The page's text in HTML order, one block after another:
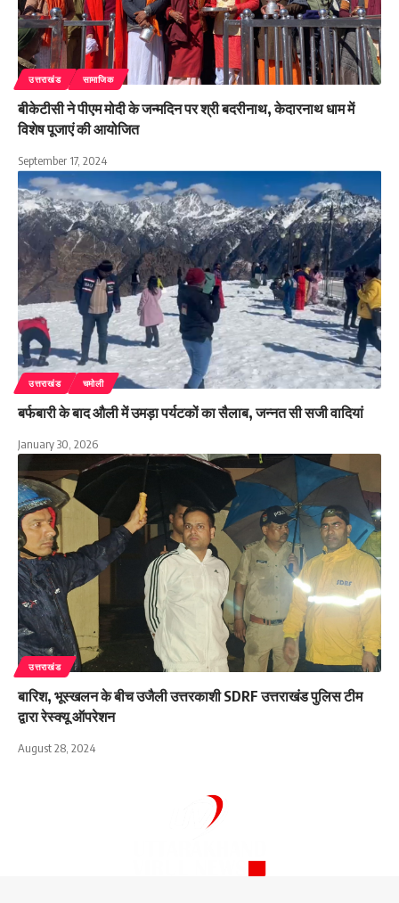
उत्तराखंड सामाजिक
बीकेटीसी ने पीएम मोदी के जन्मदिन पर श्री बदरीनाथ, केदारनाथ धाम में
विशेष पूजाएं की आयोजित
September 17, 2024
उत्तराखंड चमोली
बर्फबारी के बाद औली में उमड़ा पर्यटकों का सैलाब, जन्नत सी सजी वादियां
January 30, 2026
उत्तराखंड
बारिश, भूस्खलन के बीच उजैली उत्तरकाशी SDRF उत्तराखंड पुलिस टीम
द्वारा रेस्क्यू ऑपरेशन
August 28, 2024